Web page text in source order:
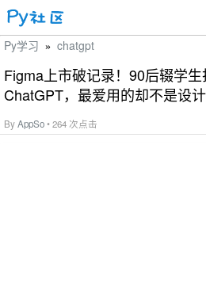
Py学习 » chatgpt
Figma上市破记录！90后辍学
ChatGPT，最爱用的却不是设
ByAppSo• 264 次点击